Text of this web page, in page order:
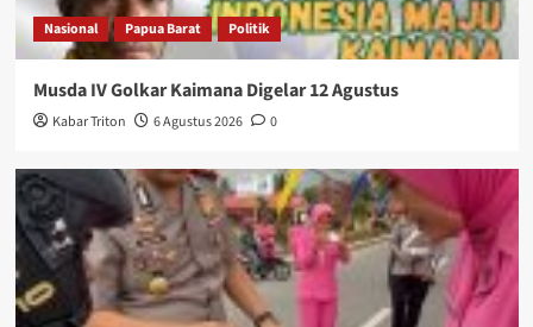
Nasional Papua Barat Politik
Musda IV Golkar Kaimana Digelar 12 Agustus
Kabar Triton 6 Agustus 2026 0